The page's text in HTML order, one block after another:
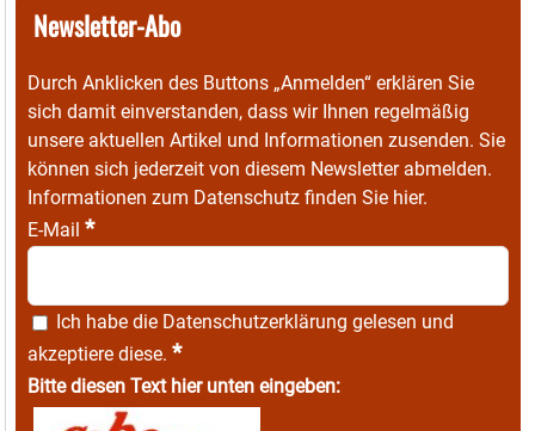
Newsletter-Abo
Durch Anklicken des Buttons „Anmelden“ erklären Sie
sich damit einverstanden, dass wir Ihnen regelmäßig
unsere aktuellen Artikel und Informationen zusenden. Sie
können sich jederzeit von diesem Newsletter abmelden.
Informationen zum Datenschutz finden Sie hier.
E-Mail *
Ich habe die Datenschutzerklärung gelesen und
akzeptiere diese. *
Bitte diesen Text hier unten eingeben: